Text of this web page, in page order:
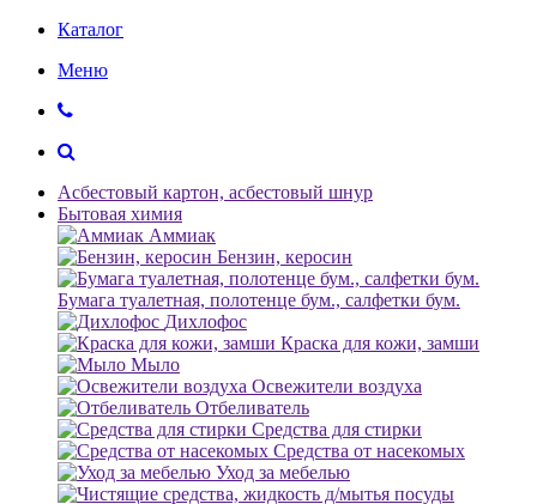
Каталог
Меню
Асбестовый картон, асбестовый шнур
Бытовая химия
Аммиак
Бензин, керосин
Бумага туалетная, полотенце бум., салфетки бум.
Дихлофос
Краска для кожи, замши
Мыло
Освежители воздуха
Отбеливатель
Средства для стирки
Средства от насекомых
Уход за мебелью